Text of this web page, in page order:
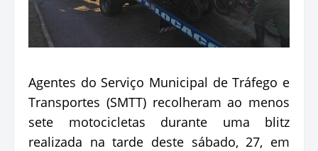
Agentes do Serviço Municipal de Tráfego e
Transportes (SMTT) recolheram ao menos
sete motocicletas durante uma blitz
realizada na tarde deste sábado, 27, em